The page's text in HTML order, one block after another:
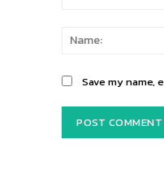
Save my name,